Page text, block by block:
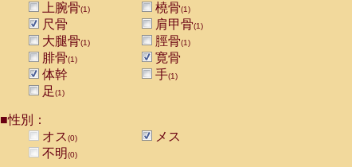
上腕骨(1) 橈骨(1)
尺骨 肩甲骨(1)
大腿骨(1) 脛骨(1)
腓骨(1)
寛骨
体幹
手(1)
足(1)
■性別：
オス(0)
メス
不明(0)